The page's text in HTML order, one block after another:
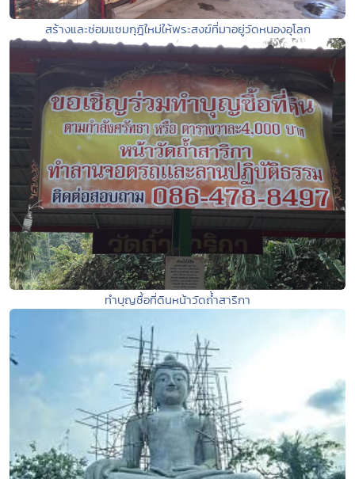
สร้างและซ่อมแซมกุฎิใหม่ให้พระสงฆ์ที่มาอยู่วัดหนองอุโลก
ทำบุญซื้อที่ดินหน้าวัดถ้ำสาริกา